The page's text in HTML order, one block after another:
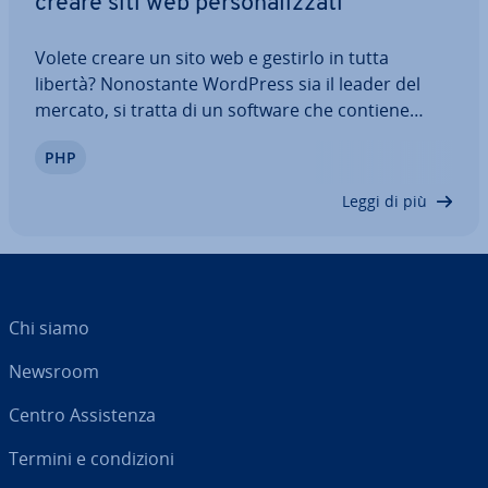
Volete creare un sito web e gestirlo in tutta
libertà? No­no­stan­te WordPress sia il leader del
mercato, si tratta di un software che contiene
hacker in vena di attacco e che con­tri­bui­sco­no ad
PHP
Leggi di più
Chi siamo
Newsroom
Centro As­si­sten­za
Termini e con­di­zio­ni